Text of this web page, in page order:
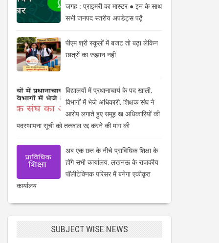
जगह : प्राइमरी का मास्टर ● इन के साथ
सभी जनपद स्तरीय अपडेट्स पढ़ें
पीएम श्री स्कूलों में बजट तो बढ़ा लेकिन
छात्रों का रूझान नहीं
विद्यालयों में प्रधानाचार्य के पद खाली,
विभागों में भेजे अधिकारी, शिक्षक संघ ने
आरोप लगाते हुए समूह ख अधिकारियों की
पदस्थापना सूची को तत्काल रद्द करने की मांग की
अब एक छत के नीचे प्राविधिक शिक्षा के
होंगे सभी कार्यालय, लखनऊ के राजकीय
पॉलीटेक्निक परिसर में बनेगा एकीकृत
कार्यालय
SUBJECT WISE NEWS